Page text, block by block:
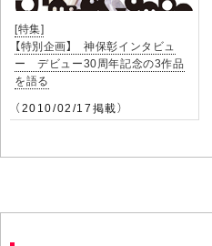
[特集]
【特別企画】 神保彰インタビュ
ー デビュー30周年記念の3作品
を語る
（2010/02/17掲載）